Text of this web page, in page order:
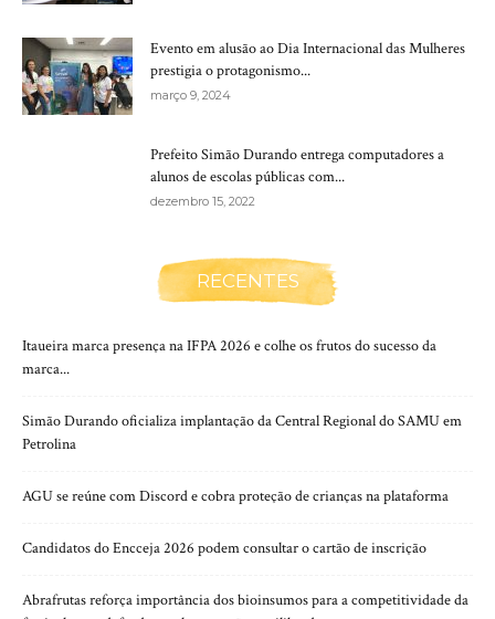
Evento em alusão ao Dia Internacional das Mulheres
prestigia o protagonismo...
março 9, 2024
Prefeito Simão Durando entrega computadores a
alunos de escolas públicas com...
dezembro 15, 2022
RECENTES
Itaueira marca presença na IFPA 2026 e colhe os frutos do sucesso da
marca...
Simão Durando oficializa implantação da Central Regional do SAMU em
Petrolina
AGU se reúne com Discord e cobra proteção de crianças na plataforma
Candidatos do Encceja 2026 podem consultar o cartão de inscrição
Abrafrutas reforça importância dos bioinsumos para a competitividade da